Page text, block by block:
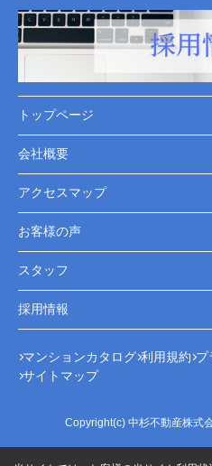
トップページ
会社概要
アクセスマップ
お客様の声
スタッフ
採用情報
マンションカタログ 利用規約 プ
サイトマップ
Copyright(c) 中杉不動産株